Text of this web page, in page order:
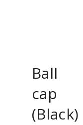
Ball
cap
(Black)